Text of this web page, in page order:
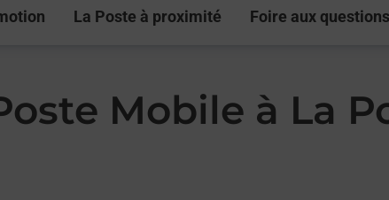
La Poste à proximité Foire aux questions
Mobile à La